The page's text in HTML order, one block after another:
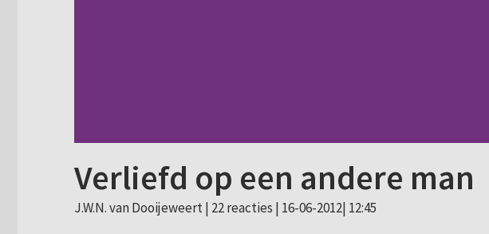
Verliefd op een andere man
J.W.N. van Dooijeweert | 22 reacties | 16-06-2012| 12:45